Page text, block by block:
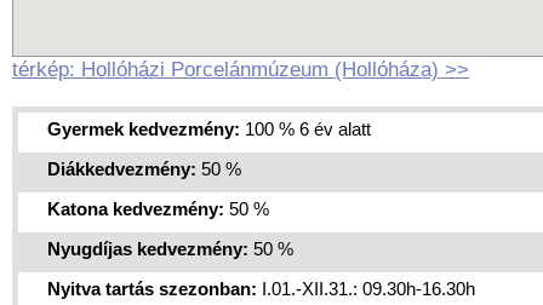
térkép: Hollóházi Porcelánmúzeum (Hollóháza) >>
Gyermek kedvezmény: 100 % 6 év alatt
Diákkedvezmény: 50 %
Katona kedvezmény: 50 %
Nyugdíjas kedvezmény: 50 %
Nyitva tartás szezonban: I.01.-XII.31.: 09.30h-16.30h